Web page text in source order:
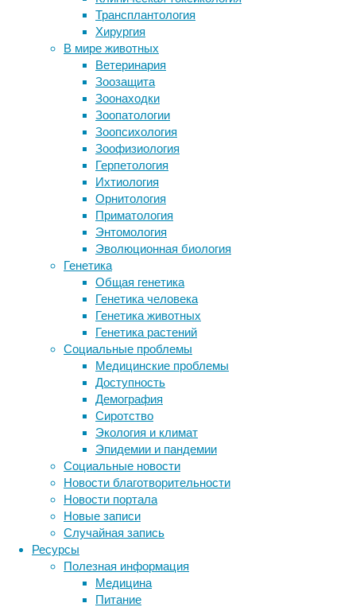
Трансплантология
Хирургия
В мире животных
Ветеринария
Зоозащита
Зоонаходки
Зоопатологии
Зоопсихология
Зоофизиология
Герпетология
Ихтиология
Орнитология
Приматология
Энтомология
Эволюционная биология
Генетика
Общая генетика
Генетика человека
Генетика животных
Генетика растений
Социальные проблемы
Медицинские проблемы
Доступность
Демография
Сиротство
Экология и климат
Эпидемии и пандемии
Социальные новости
Новости благотворительности
Новости портала
Новые записи
Случайная запись
Ресурсы
Полезная информация
Медицина
Питание
12/09/2018,
18:50
12/09/2018
инфаркт,
исследования,
медицина,
питание,
профилактика,
сердце,
физиология
Ежедневное
употребление
трех
порций
молочной
продукции
—
молока,
йогурта
или
сыра
—
снижает
риск
развития
сердечно-
сосудистых
заболеваний
и
смерти,
говорится
в
статье,
вышедшей
которую начали считать вымершей
Быстрая потеря обоняния
предскажет деменцию и болезнь
Альцгеймера
Влияние выносливости в юности на
последующую смертность назвали
переоцененным
Лучший способ утепления стен –
напыление ППУ снаружи
Следите за новостями